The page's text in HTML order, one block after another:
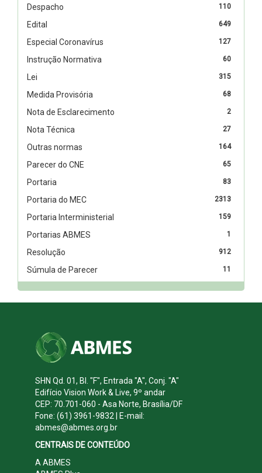
110
Despacho
649
Edital
127
Especial Coronavírus
60
Instrução Normativa
315
Lei
68
Medida Provisória
2
Nota de Esclarecimento
27
Nota Técnica
164
Outras normas
65
Parecer do CNE
83
Portaria
2313
Portaria do MEC
159
Portaria Interministerial
1
Portarias ABMES
912
Resolução
11
Súmula de Parecer
SHN Qd. 01, Bl. "F", Entrada "A", Conj. "A"
Edifício Vision Work & Live, 9º andar
CEP: 70.701-060 - Asa Norte, Brasília/DF
Fone: (61) 3961-9832 | E-mail:
abmes@abmes.org.br
CENTRAIS DE CONTEÚDO
A ABMES